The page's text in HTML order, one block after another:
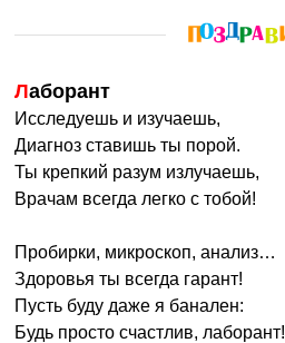
Лаборант
Исследуешь и изучаешь,
Диагноз ставишь ты порой.
Ты крепкий разум излучаешь,
Врачам всегда легко с тобой!
Пробирки, микроскоп, анализ…
Здоровья ты всегда гарант!
Пусть буду даже я банален:
Будь просто счастлив, лаборант!